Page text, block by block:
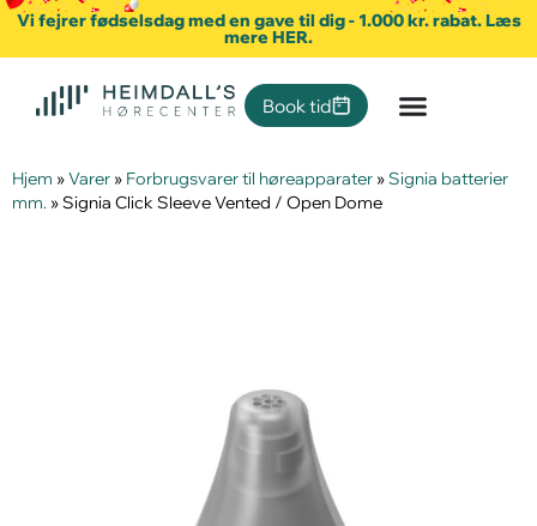
Vi fejrer fødselsdag med en gave til dig - 1.000 kr. rabat. Læs
mere HER.
Book tid
Hjem »Varer » Forbrugsvarer til høreapparater »Signia batterier
mm. »Signia Click Sleeve Vented / Open Dome